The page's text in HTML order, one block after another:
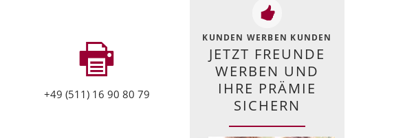
+49 (511) 16 90 80 79
KUNDEN WERBEN KUNDEN
JETZT FREUNDE
WERBEN UND
IHRE PRÄMIE
SICHERN